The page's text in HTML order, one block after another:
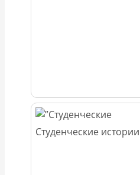
Студенческие истории